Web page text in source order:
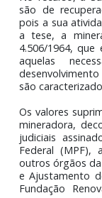
O caso foi
mineradora e
infração. A
as despesas
multas por
decorrentes
barragem do
No recurso, a
são de
pois a sua
a tese, a
4.506/1964,
aquelas